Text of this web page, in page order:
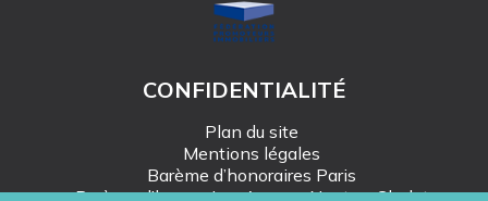
CONFIDENTIALITÉ
Plan du site
Mentions légales
Barème d’honoraires Paris
Barème d’honoraires Angers-Nantes-Cholet